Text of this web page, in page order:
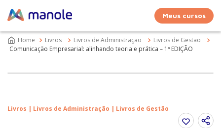
Meus cursos
Livros Livros de Administração
Livros de Gestão
Comunicação Empresarial: alinhando teoria e prática – 1ª EDIÇÃO
Livros | Livros de Administração | Livros de Gestão